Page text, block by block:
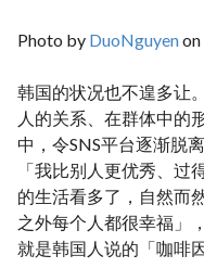
Photo by DuoNguyenon
韩国的状况也不遑多让
人的关系、在群体中的
中，令SNS平台逐渐脱
「我比别人更优秀、过
的生活看多了，自然而
之外每个人都很幸福」
就是韩国人说的「咖啡